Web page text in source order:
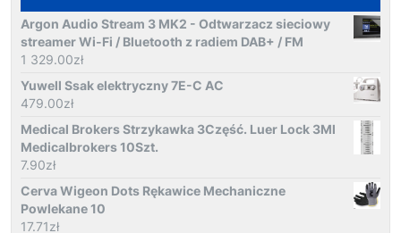
Argon Audio Stream 3 MK2 - Odtwarzacz sieciowy
streamer Wi-Fi / Bluetooth z radiem DAB+ / FM
1 329.00zł
Yuwell Ssak elektryczny 7E-C AC
479.00zł
Medical Brokers Strzykawka 3Część. Luer Lock 3Ml
Medicalbrokers 10Szt.
7.90zł
Cerva Wigeon Dots Rękawice Mechaniczne
Powlekane 10
17.71zł